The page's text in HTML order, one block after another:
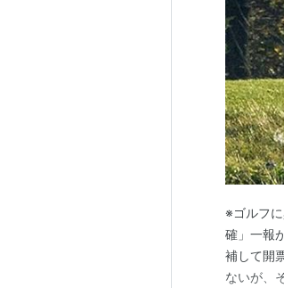
真乙女あかね(
真乙女みこと(
真乙女すばる(
真乙女ひじり(
聖女神天国は
ウルトラC
器械体操にお
東京オリン
※ゴルフ
確」一報
補して開
ないが、